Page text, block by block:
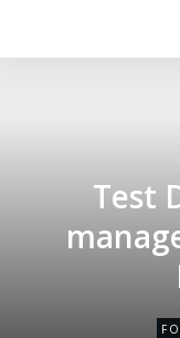
Test